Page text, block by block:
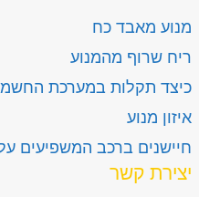
מנוע מאבד כח
ריח שרוף מהמנוע
כיצד תקלות במערכת
איזון מנוע
חיישנים ברכב המשפיעים
יצירת קשר